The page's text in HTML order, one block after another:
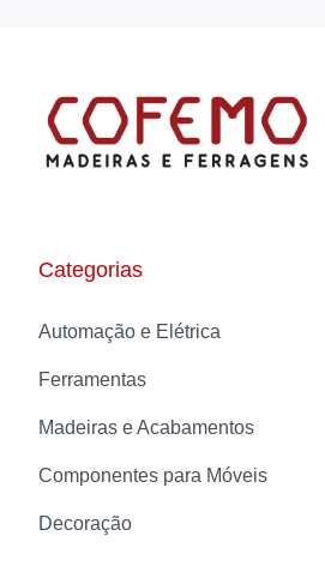
Categorias
Automação e Elétrica
Ferramentas
Madeiras e Acabamentos
Componentes para Móveis
Decoração